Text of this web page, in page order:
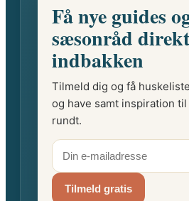
Få nye guides
sæsonråd
indbakken
Tilmeld dig og få
og have samt inspiration
rundt.
Tilmeld gratis